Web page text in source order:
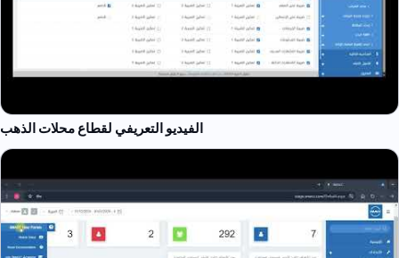
الفيديو التعريفي لقطاع محلات الذهب